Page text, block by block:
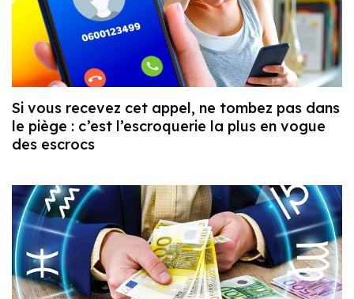
Si vous recevez cet appel, ne tombez pas dans
le piège : c’est l’escroquerie la plus en vogue
des escrocs